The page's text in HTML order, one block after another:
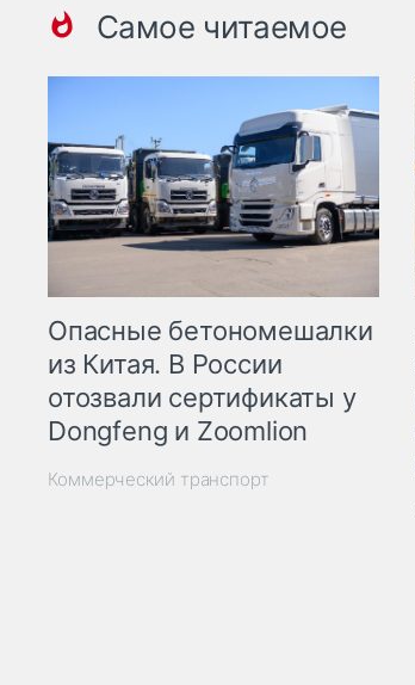
Самое читаемое
Опасные бетономешалки
из Китая. В России
отозвали сертификаты у
Dongfeng и Zoomlion
Коммерческий транспорт